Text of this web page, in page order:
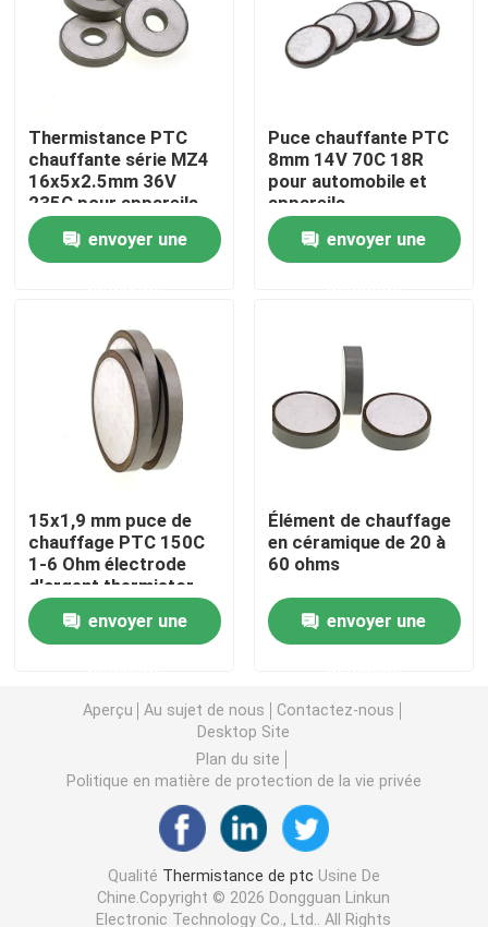
À propos de nous
Contrôle de la qualité
Nous contacter
Les affaires
Thermistance de ptc
Thermistors NTC
Thermistance de SMD NTC
Le thermistore NTC de puissance
Capteur de température de NTC
Varistance CMS
Thermistance PTC
chauffante série MZ4
16x5x2.5mm 36V
235C pour appareils
automobiles
envoyer une
Puce chauffante PTC
8mm 14V 70C 18R
pour automobile et
appareils
électroménagers
envoyer une
15x1,9 mm puce de
chauffage PTC 150C
1-6 Ohm électrode
d'argent thermistor
envoyer une
Élément de chauffage
en céramique de 20 à
60 ohms
envoyer une
Aperçu Au sujet de nous
Contactez-nous
Desktop Site
Plan du site
Politique en matière de protection de la vie privée
Qualité Thermistance de ptc Usine De
Chine.Copyright © 2026 Dongguan Linkun
Electronic Technology Co., Ltd.. All Rights